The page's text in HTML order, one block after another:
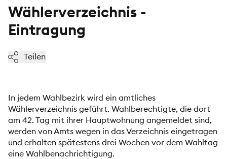
Wählerverzeichnis -
Eintragung
Teilen
In jedem Wahlbezirk wird ein amtliches
Wählerverzeichnis geführt. Wahlberechtigte, die dort
am 42. Tag mit ihrer Hauptwohnung angemeldet sind,
werden von Amts wegen in das Verzeichnis eingetragen
und erhalten spätestens drei Wochen vor dem Wahltag
eine Wahlbenachrichtigung.